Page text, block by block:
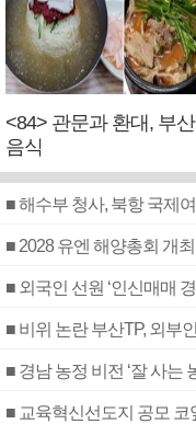
<84> 관문과 환대, 부
음식
■ 해수부 청사, 북항 국제
■ 2028 유엔 해양총회 개
■ 외국인 선원 ‘인신매매
■ 비위 논란 부산TP, 외부
■ 경남 농정 비전 ‘잘 사는
■ 교육혁신선도지 공모 코